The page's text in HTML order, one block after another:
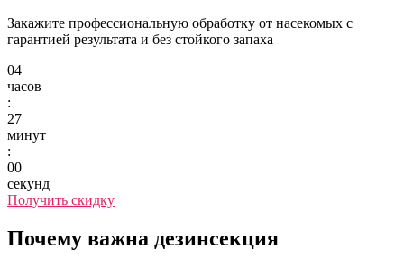
Закажите профессиональную обработку от насекомых с
гарантией результата и без стойкого запаха
04
часов
:
27
минут
:
00
секунд
Получить скидку
Почему важна дезинсекция